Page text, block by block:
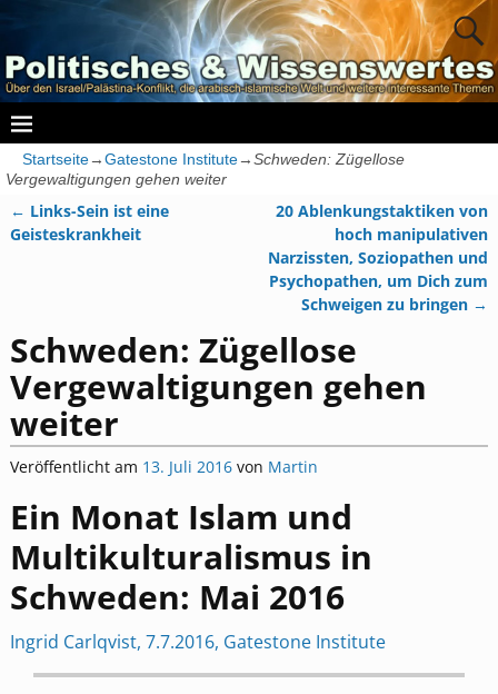
Startseite→Gatestone Institute→Schweden: Zügellose
Vergewaltigungen gehen weiter
Artikelnavigation
← Links-Sein ist eine
Geisteskrankheit
20 Ablenkungstaktiken von
hoch manipulativen
Narzissten, Soziopathen und
Psychopathen, um Dich zum
Schweigen zu bringen →
Schweden: Zügellose
Vergewaltigungen gehen
weiter
Veröffentlicht am 13. Juli 2016 von Martin
Ein Monat Islam und
Multikulturalismus in
Schweden: Mai 2016
Ingrid Carlqvist, 7.7.2016, Gatestone Institute